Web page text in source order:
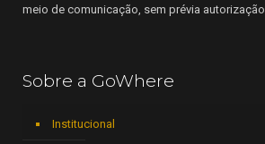
meio de comunicação, sem prévia autorização.
Sobre a GoWhere
Institucional